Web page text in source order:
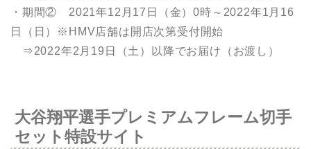
・期間② 2021年12月17日（金）0時～2022年1月16
日（日）※HMV店舗は開店次第受付開始
⇒2022年2月19日（土）以降でお届け（お渡し）
大谷翔平選手プレミアムフレーム切手
セット特設サイト